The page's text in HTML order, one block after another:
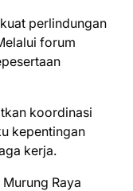
perlindungan
forum
koordinasi
kepentingan
kerja.
Raya